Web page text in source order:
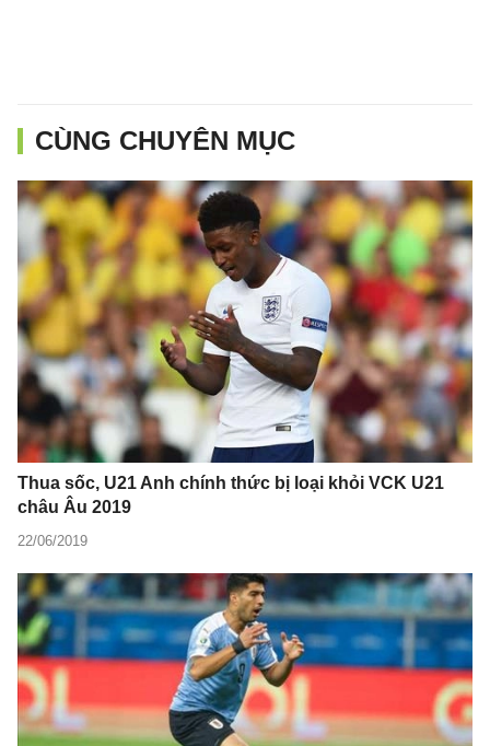
CÙNG CHUYÊN MỤC
Thua sốc, U21 Anh chính thức bị loại khỏi VCK U21
châu Âu 2019
22/06/2019